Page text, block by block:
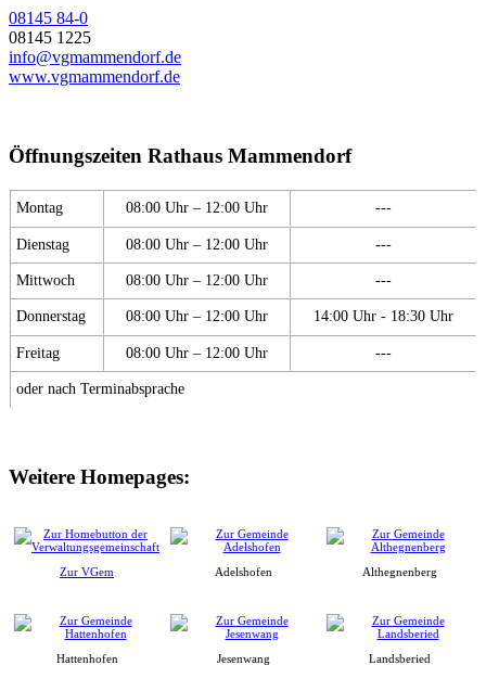
08145 84-0
08145 1225
info@vgmammendorf.de
www.vgmammendorf.de
Öffnungszeiten Rathaus Mammendorf
Montag 08:00 Uhr – 12:00 Uhr ---
Dienstag 08:00 Uhr – 12:00 Uhr ---
Mittwoch 08:00 Uhr – 12:00 Uhr ---
Donnerstag 08:00 Uhr – 12:00 Uhr 14:00 Uhr - 18:30 Uhr
Freitag 08:00 Uhr – 12:00 Uhr ---
oder nach Terminabsprache
Weitere Homepages:
Zur VGem Adelshofen Althegnenberg
Hattenhofen Jesenwang Landsberied